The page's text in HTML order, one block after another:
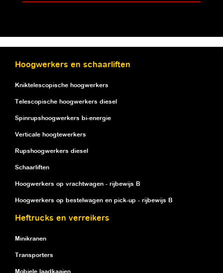
Hoogwerkers en schaarliften
Kniktelescopische hoogwerkers
Telescopische hoogwerkers diesel
Spinrupshoogwerkers bi-energie
Verticale hoogtewerkers
Rupshoogwerkers diesel
Schaarliften
Hoogwerkers op vrachtwagen - rijbewijs B
Hoogwerkers op bestelwagen en pick-up - rijbewijs B
Heftrucks en verreikers
Minikranen
Transporters